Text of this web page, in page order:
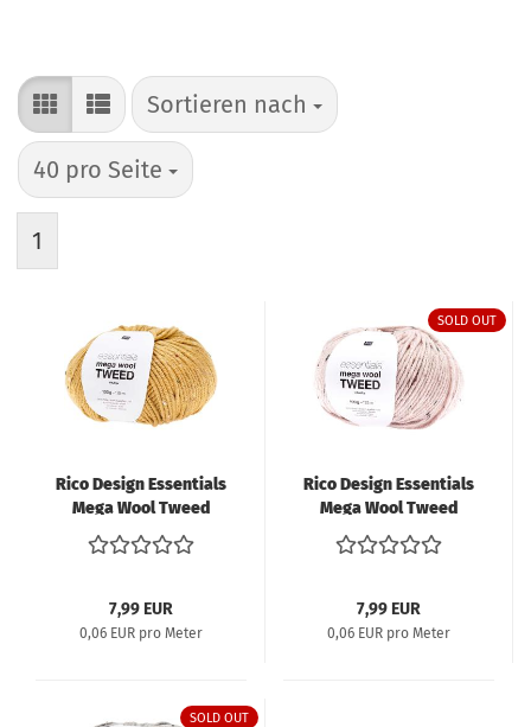
Sortieren nach
Sortieren nach
40 pro Seite
pro Seite
1
Rico Design Essentials
Mega Wool Tweed
chunky 100g 125m senf
7,99 EUR
0,06 EUR pro Meter
SOLD OUT
Rico Design Essentials
Mega Wool Tweed
chunky 100g 125m
puder
7,99 EUR
0,06 EUR pro Meter
SOLD OUT